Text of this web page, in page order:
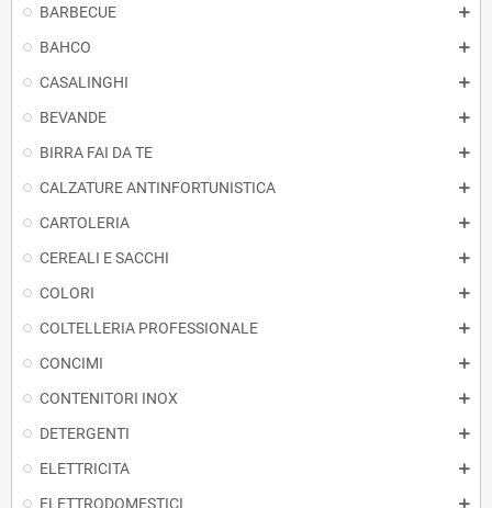
BARBECUE
BAHCO
CASALINGHI
BEVANDE
BIRRA FAI DA TE
CALZATURE ANTINFORTUNISTICA
CARTOLERIA
CEREALI E SACCHI
COLORI
COLTELLERIA PROFESSIONALE
CONCIMI
CONTENITORI INOX
DETERGENTI
ELETTRICITA
ELETTRODOMESTICI